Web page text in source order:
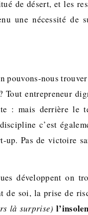
de désert, et les
une nécessité de
pouvons-nous
Tout entrepreneur
: mais derrière le
c’est
Pas de victoire
développent on
de soi, la prise de
là surprise)